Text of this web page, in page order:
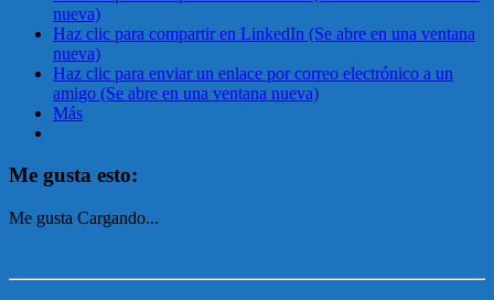
nueva)
Haz clic para compartir en LinkedIn (Se abre en una ventana
nueva)
Haz clic para enviar un enlace por correo electrónico a un
amigo (Se abre en una ventana nueva)
Más
Me gusta esto:
Me gusta Cargando...